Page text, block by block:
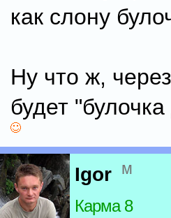
как слону
Ну что ж,
будет
Igor м
Карма 8